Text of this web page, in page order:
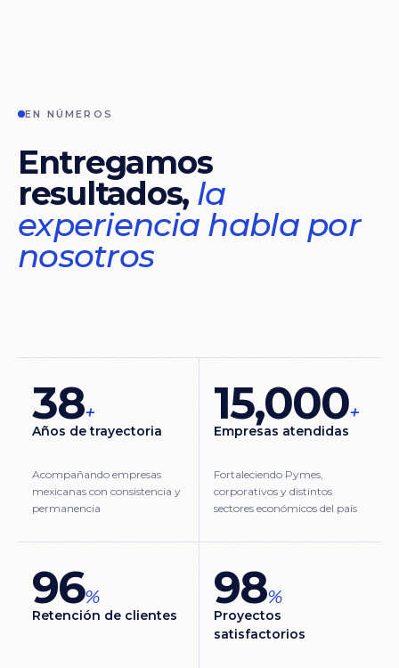
EN NÚMEROS
Entregamos
resultados, la
experiencia habla por
nosotros
38+
Años de trayectoria
Acompañando empresas
mexicanas con consistencia y
permanencia
15,000+
Empresas atendidas
Fortaleciendo Pymes,
corporativos y distintos
sectores económicos del país
96%
Retención de clientes
98%
Proyectos
satisfactorios